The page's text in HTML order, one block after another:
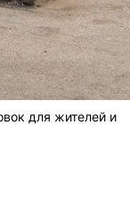
для жителей и